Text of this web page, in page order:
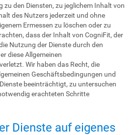
zu den Diensten, zu jeglichem Inhalt von
des Nutzers jederzeit und ohne
Ermessen zu löschen oder zu
dass der Inhalt von CogniFit, der
Nutzung der Dienste durch den
diese Allgemeinen
Wir haben das Recht, die
Geschäftsbedingungen und
beeinträchtigt, zu untersuchen
erachteten Schritte
Dienste auf eigenes